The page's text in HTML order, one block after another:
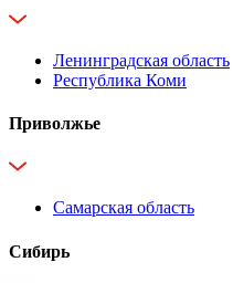
Ленинградская область
Республика Коми
Приволжье
Самарская область
Сибирь